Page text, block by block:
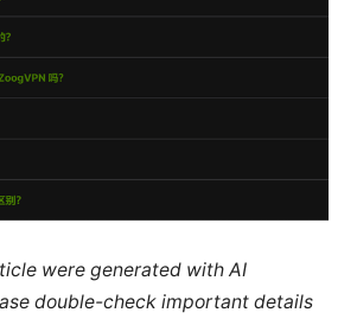
were generated with AI
double-check important details